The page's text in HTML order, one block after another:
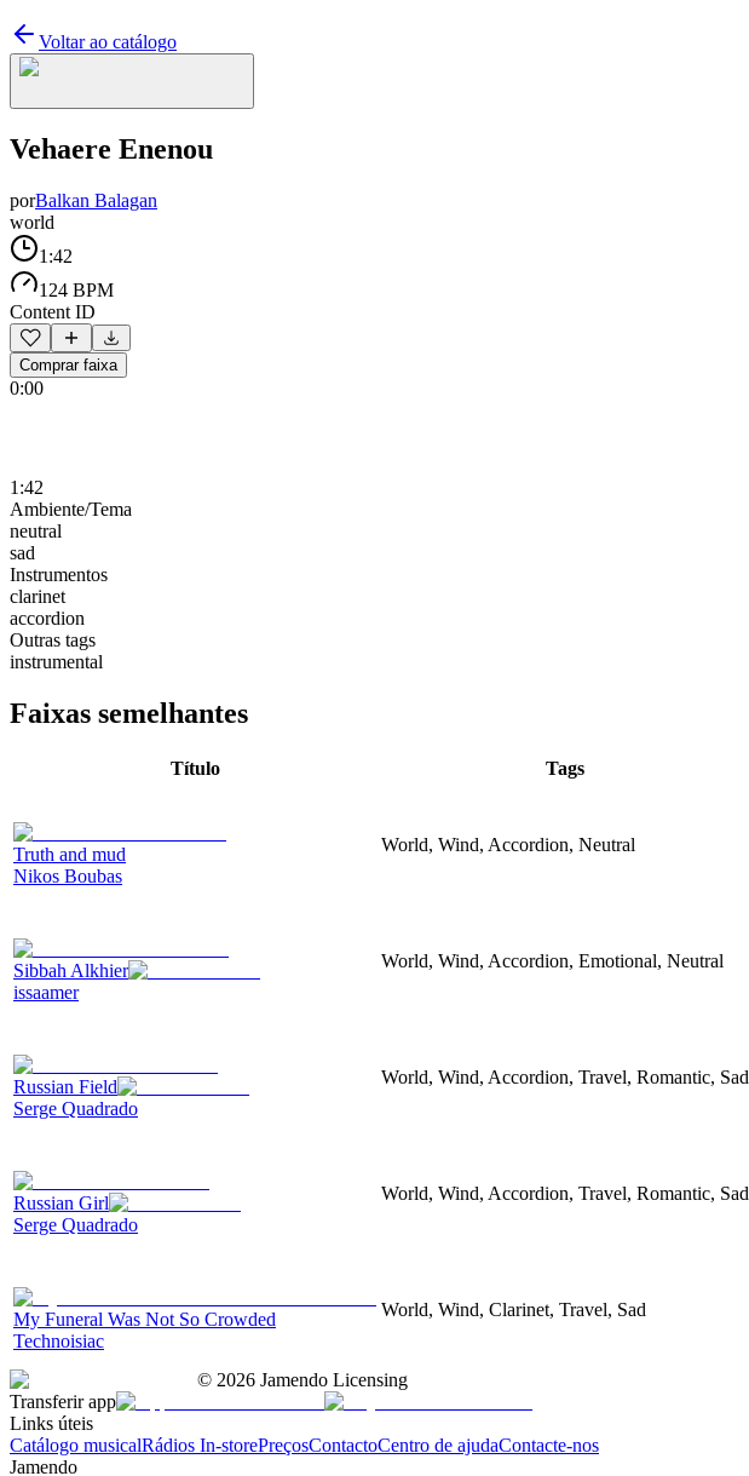
Voltar ao catálogo
Vehaere Enenou
porBalkan Balagan
world
1:42
124 BPM
Content ID
Comprar faixa
0:00
1:42
Ambiente/Tema
neutral
sad
Instrumentos
clarinet
accordion
Outras tags
instrumental
Faixas semelhantes
Título Tags
Truth and mud
Nikos Boubas
World, Wind, Accordion, Neutral
Sibbah Alkhier
issaamer
World, Wind, Accordion, Emotional, Neutral
Russian Field
Serge Quadrado
World, Wind, Accordion, Travel, Romantic, Sad
Russian Girl
Serge Quadrado
World, Wind, Accordion, Travel, Romantic, Sad
My Funeral Was Not So Crowded
Technoisiac
World, Wind, Clarinet, Travel, Sad
© 2026 Jamendo Licensing
Transferir app
Links úteis
Catálogo musicalRádios In-storePreçosContactoCentro de ajudaContacte-nos
Jamendo